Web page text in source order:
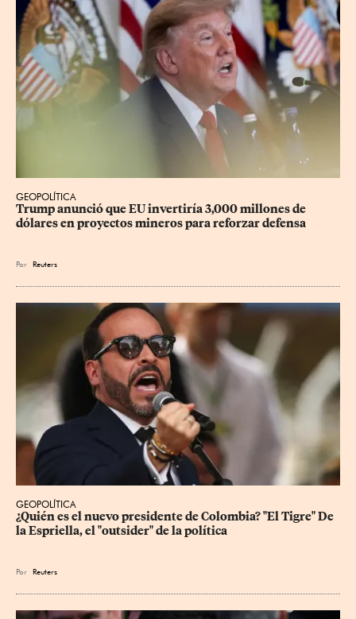
GEOPOLÍTICA
Trump anunció que EU invertiría 3,000 millones de
dólares en proyectos mineros para reforzar defensa
Por Reuters
GEOPOLÍTICA
¿Quién es el nuevo presidente de Colombia? "El Tigre" De
la Espriella, el "outsider" de la política
Por Reuters